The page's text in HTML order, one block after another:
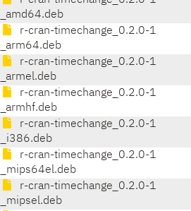
_amd64.deb
r-cran-timechange_0.2.0-1
_arm64.deb
r-cran-timechange_0.2.0-1
_armel.deb
r-cran-timechange_0.2.0-1
_armhf.deb
r-cran-timechange_0.2.0-1
_i386.deb
r-cran-timechange_0.2.0-1
_mips64el.deb
r-cran-timechange_0.2.0-1
_mipsel.deb